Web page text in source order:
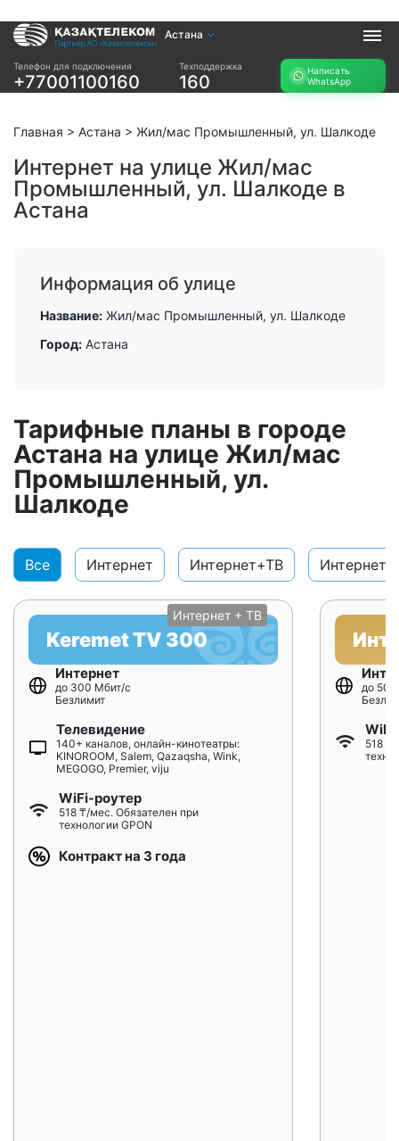
Астана
Телефон для подключения
+77001100160
Техподдержка
160
Написать
WhatsApp
Услуги
Интернет и ТВ в
Интернет и ТВ в
Интернет в офис
Прочее
Проверить
Проверить
возможность
подключения по
названию ЖК
Новости
Подключиться к
КазахТелеком
Главная > Астана > Жил/мас Промышленный, ул. Шалкоде
Интернет на улице Жил/мас
Промышленный, ул. Шалкоде в
Астана
Информация об улице
Название: Жил/мас Промышленный, ул. Шалкоде
Город: Астана
Тарифные планы в городе
Астана на улице Жил/мас
Промышленный, ул.
Шалкоде
Все Интернет Интернет+ТВ
Интернет + ТВ
Keremet TV 300
Интернет
до 300 Мбит/с
Безлимит
Телевидение
140+ каналов, онлайн-кинотеатры:
KINOROOM, Salem, Qazaqsha, Wink,
MEGOGO, Premier, viju
WiFi-роутер
518 ₸/мес. Обязателен при
технологии GPON
Контракт на 3 года
до
518